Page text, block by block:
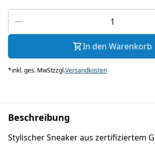
In den Warenkorb
*inkl. ges. MwStzzgl.Versandkosten
Beschreibung
Stylischer Sneaker aus zertifiziertem